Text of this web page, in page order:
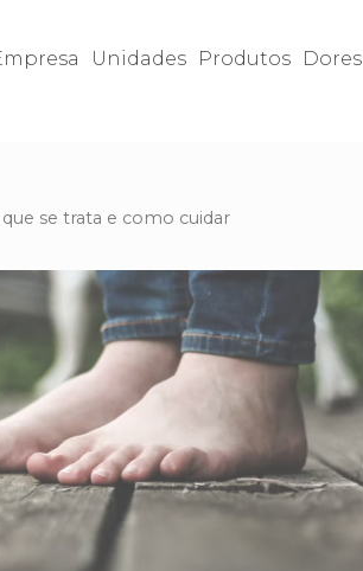
Unidades Produtos Dores
se trata e como cuidar